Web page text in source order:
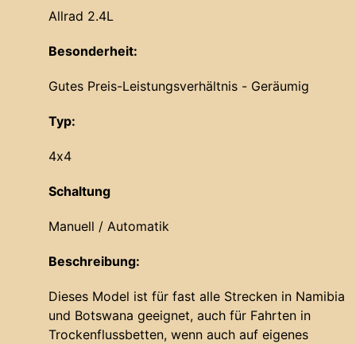
Allrad 2.4L
Besonderheit:
Gutes Preis-Leistungsverhältnis - Geräumig
Typ:
4x4
Schaltung
Manuell / Automatik
Beschreibung:
Dieses Model ist für fast alle Strecken in Namibia
und Botswana geeignet, auch für Fahrten in
Trockenflussbetten, wenn auch auf eigenes